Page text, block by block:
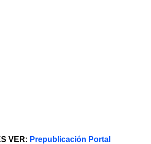
VER: Prepublicación Portal